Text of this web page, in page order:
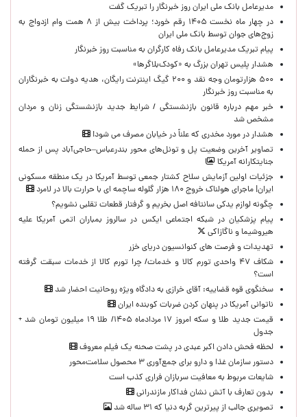
مدیرعامل بانک ملی ایران روز خبرنگار را تبریک گفت
در چهار ماه نخست ۱۴۰۵ رقم خورد؛ پرداخت بیش از ۸ همت وام ازدواج به
زوج‌های جوان توسط بانک ملی ایران
پیام تبریک مدیرعامل بانک رفاه کارگران به مناسبت روز خبرنگار
هشدار پلیس تهران بزرگ به «کودک‌بلاگرها»
۵۰۰ هزارتومان وجه نقد و ۲۰۰ گیگ اینترنت رایگان، هدیه دولت به خبرنگاران
به مناسبت روز خبرنگار
خبر مهم درباره قانون بازنشستگی / شرایط جدید بازنشستگی زنان و مردان
مشخص شد
هشدار در مورد مخدری که علناً در خیابان مصرف می شود!
تصاویر آخرین وضعیت پل و تونل‌های محور بندرعباس–حاجی‌آباد پس از حمله
جنایتکارانه آمریکا
جزئیات اولین آزمایش سلاح کشتار جمعی توسط آمریکا در یک منطقه مسکونی
ایران| ماجرای هولناک خروج ۱۸۰ هزار گلوله ساچمه ای با حرارت بالا در لامرد
چگونه لوازم یدکی سانتافه اصل بخریم و گرفتار قطعات تقلبی نشویم؟
پیام پزشکیان در شبکه اجتماعی ایکس در سالروز بمباران اتمی آمریکا علیه
هیروشیما و ناگازاکی
تهدیدات و فرصت های کنوانسیون دریای خزر
شکاف ۴۷ واحدی تورم کالا و خدمات/ چرا تورم کالا از خدمات سبقت گرفته
است؟
سخنگوی قوه قضاییه: آقای خرازی به دادگاه ویژه روحانیت احضار شد
ناتوانی آمریکا در پنهان کردن ضربات کوبنده ایران
قیمت جدید طلا و سکه امروز ۱۷ مردادماه ۱۴۰۵/ طلا ۱۹ میلیون تومان شد +
جدول
لحظه‌ فحش دادن اکبر عبدی در پشت صحنه یک فیلم معروف
دستور سازمان غذا و دارو برای جمع‌آوری ۳ محصول سلامت‌محور
شایعات مربوط به معافیت سربازان فراری کذب است
بدون تعارف با آتش نشان فداکار مازندرانی
تصویری جالب از پیرترین گربه دنیا که ۳۱ ساله شد